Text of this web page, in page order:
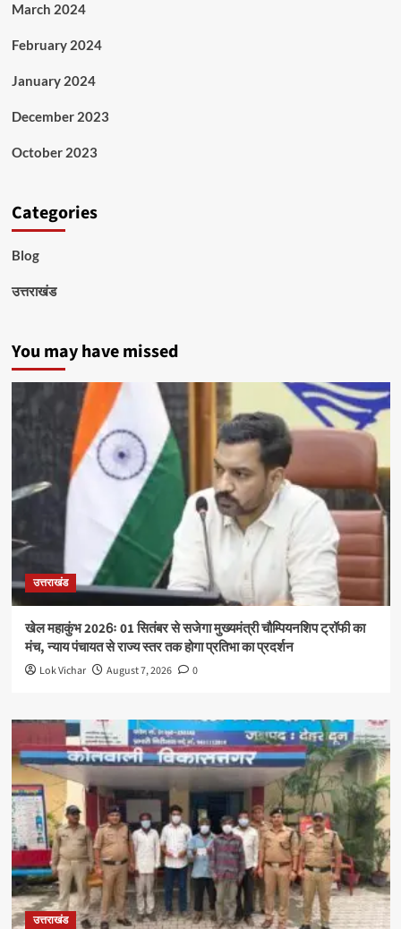
March 2024
February 2024
January 2024
December 2023
October 2023
Categories
Blog
उत्तराखंड
You may have missed
उत्तराखंड
खेल महाकुंभ 2026ः 01 सितंबर से सजेगा मुख्यमंत्री चौम्पियनशिप ट्रॉफी का
मंच, न्याय पंचायत से राज्य स्तर तक होगा प्रतिभा का प्रदर्शन
Lok Vichar August 7, 2026 0
उत्तराखंड